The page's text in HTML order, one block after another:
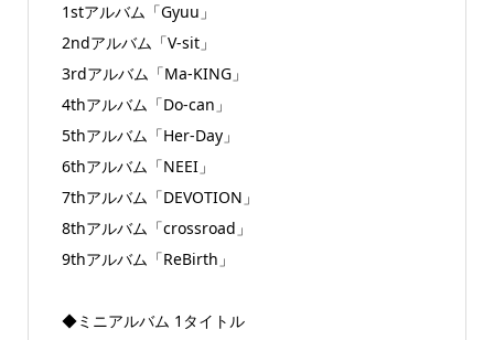
1stアルバム「Gyuu」
2ndアルバム「V-sit」
3rdアルバム「Ma-KING」
4thアルバム「Do-can」
5thアルバム「Her-Day」
6thアルバム「NEEI」
7thアルバム「DEVOTION」
8thアルバム「crossroad」
9thアルバム「ReBirth」
◆ミニアルバム 1タイトル